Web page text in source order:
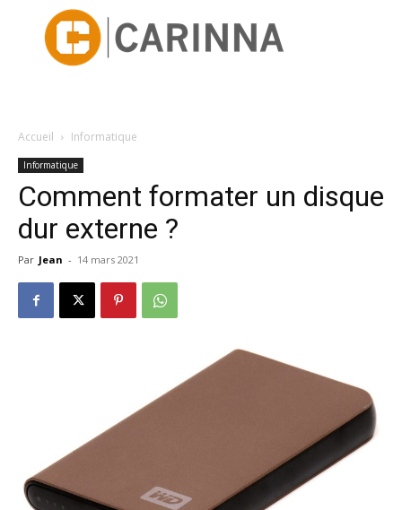
Accueil Informatique
Informatique
Comment formater un disque
dur externe ?
Par Jean - 14 mars 2021